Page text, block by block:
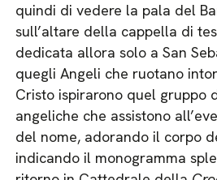
quindi di vedere la pala del
sull’altare della cappella di
dedicata allora solo a San
quegli Angeli che ruotano
Cristo ispirarono quel gruppo
angeliche che assistono
del nome, adorando il corpo
indicando il monogramma